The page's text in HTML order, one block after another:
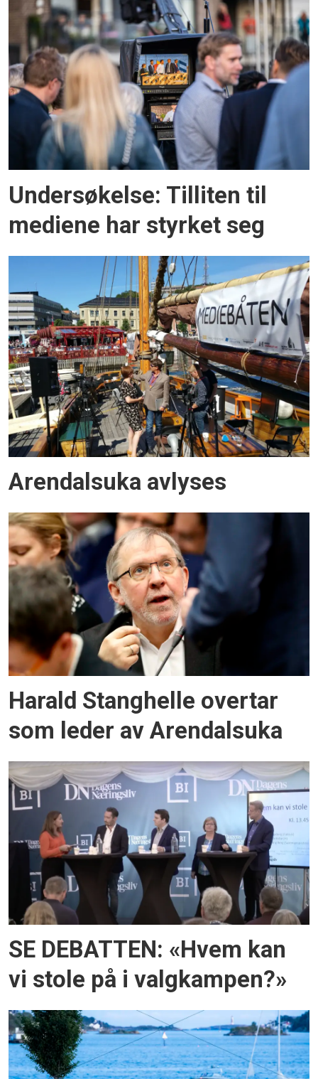
Undersøkelse: Tilliten til
mediene har styrket seg
Arendalsuka avlyses
Harald Stanghelle overtar
som leder av Arendalsuka
SE DEBATTEN: «Hvem kan
vi stole på i valgkampen?»